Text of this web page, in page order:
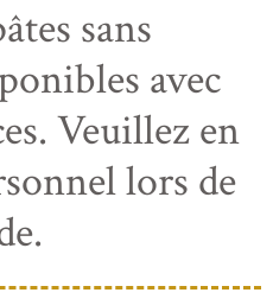
sans
avec
Veuillez en
lors de